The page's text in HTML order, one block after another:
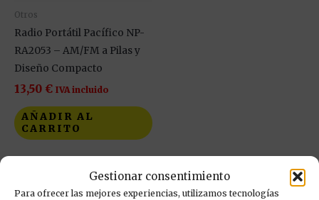
Gestionar consentimiento
Para ofrecer las mejores experiencias, utilizamos tecnologías
Otros
Radio Portátil Pacífico NP-
RA2053 – AM/FM a Pilas y
Diseño Compacto
13,50 € IVA incluido
AÑADIR AL
CARRITO